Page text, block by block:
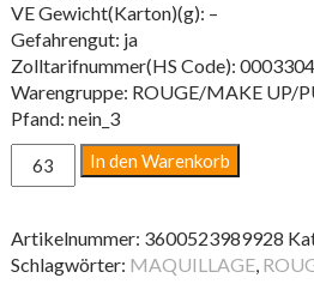
VE Gewicht(Karton)(g): –
Gefahrengut: ja
Zolltarifnummer(HS Code):
Warengruppe: ROUGE/MAKE UP/
Pfand: nein_3
MAQUILLAGE
TRUEMATCH
NU
4-
In den Warenkorb
Artikelnummer: 3600523989928
Schlagwörter: MAQUILLAGE,